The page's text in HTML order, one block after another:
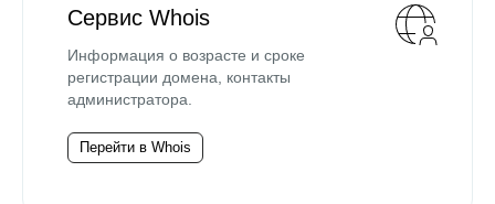
Сервис Whois
Информация о возрасте и сроке
регистрации домена, контакты
администратора.
Перейти в Whois